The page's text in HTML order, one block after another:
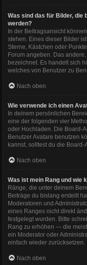
Was sind das für Bilder, die
werden?
In der Beitragsansicht
stehen. Eines dieser Bilder
Sterne, Kästchen oder
Forum angeben. Das
bezeichnet. Es handelt sich
welches von Benutzer zu
Nach oben
Wie verwende ich einen
In deinem persönlichen
eine der folgenden vier
oder Hochladen. Die Board-
Benutzer Avatare benutzen
kannst, solltest du die Board-
Nach oben
Was ist mein Rang und wie
Ränge, die unter deinem
Beiträge du bislang erstellt
Moderatoren und
eines Ranges nicht direkt
festgelegt wurden. Bitte
Rang zu erhöhen — die
ein Moderator oder
einfach wieder zurücksetzen.
Nach oben